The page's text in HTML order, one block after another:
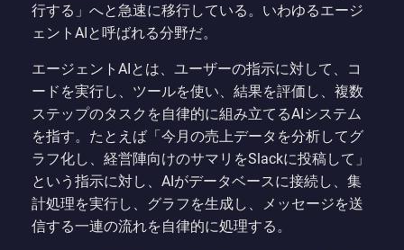
行する」へと急速に移行している。いわゆるエージ
ェントAIと呼ばれる分野だ。
エージェントAIとは、ユーザーの指示に対して、コ
ードを実行し、ツールを使い、結果を評価し、複数
ステップのタスクを自律的に組み立てるAIシステム
を指す。たとえば「今月の売上データを分析してグ
ラフ化し、経営陣向けのサマリをSlackに投稿して」
という指示に対し、AIがデータベースに接続し、集
計処理を実行し、グラフを生成し、メッセージを送
信する一連の流れを自律的に処理する。